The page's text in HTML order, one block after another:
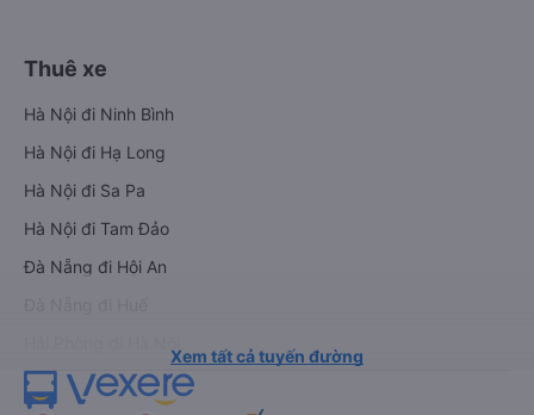
Thuê xe
Hà Nội đi Ninh Bình
Hà Nội đi Hạ Long
Hà Nội đi Sa Pa
Hà Nội đi Tam Đảo
Đà Nẵng đi Hội An
Xem tất cả tuyến đường